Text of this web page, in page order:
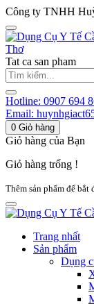
Công ty TNHH
Thơ
Tat ca san pham
Hotline: 0907 694
Email:
0 Giỏ hàng
Giỏ hàng của Bạn
Giỏ hàng trống !
Thêm sản phẩm để bắt
Trang nhất
Sản phẩm
Dụng